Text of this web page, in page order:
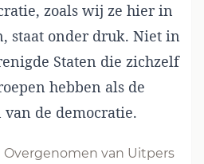
zoals wij ze hier in
staat onder druk. Niet in
Staten die zichzelf
hebben als de
de democratie.
Overgenomen van Uitpers